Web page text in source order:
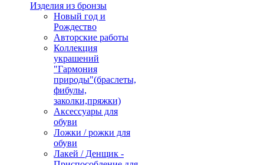
Изделия из бронзы
Новый год и
Рождество
Авторские работы
Коллекция
украшений
"Гармония
природы"(браслеты,
фибулы,
заколки,пряжки)
Аксессуары для
обуви
Ложки / рожки для
обуви
Лакей / Денщик -